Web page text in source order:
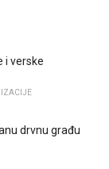
i verske
drvnu građu